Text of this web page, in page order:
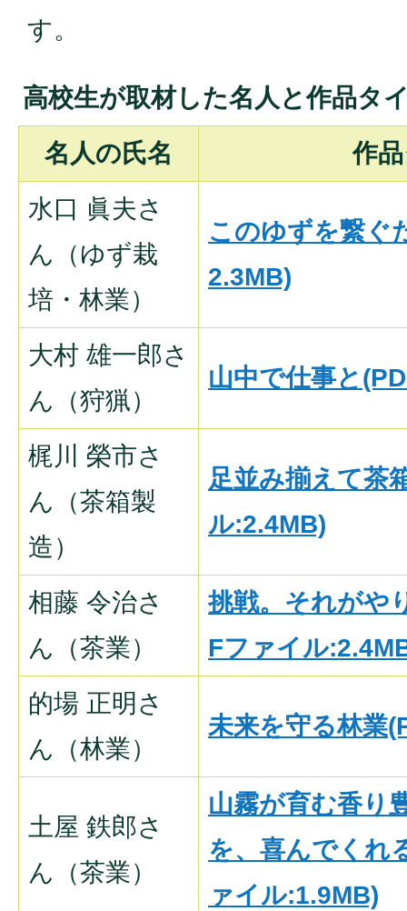
す。
高校生が取材した名人と作品タ
名人の氏名
作
水口 眞夫さ
ん（ゆず栽
培・林業）
このゆずを繋ぐ
2.3MB)
大村 雄一郎さ
ん（狩猟）
山中で仕事と
梶川 榮市さ
ん（茶箱製
造）
足並み揃えて茶
ル:2.4MB)
相藤 令治さ
ん（茶業）
挑戦。それがや
Fファイル
的場 正明さ
ん（林業）
未来を守る林業
土屋 鉄郎さ
ん（茶業）
山霧が育む香り
を、喜んでくれ
ァイル:1.9MB)